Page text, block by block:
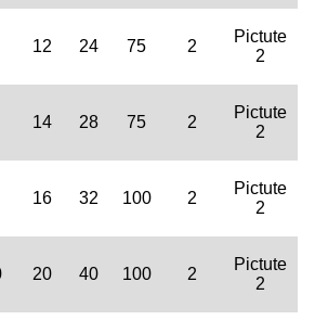
12 24 75 2
Pictute
2
14 28 75 2
Pictute
2
16 32 100 2
Pictute
2
20 40 100 2
Pictute
2